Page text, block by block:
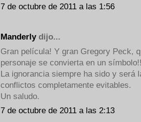
7 de octubre de 2011 a las 1:56
Manderlydijo...
Gran película! Y gran Gregory Peck,
personaje se convierta en un
La ignorancia siempre ha sido y será
conflictos completamente evitables.
Un saludo.
7 de octubre de 2011 a las 2:13